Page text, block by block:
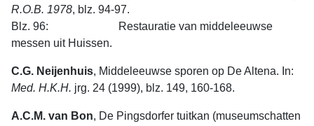
R.O.B. 1978, blz. 94-97.
Blz. 96: Restauratie van middeleeuwse
messen uit Huissen.
C.G. Neijenhuis, Middeleeuwse sporen op De Altena. In:
Med. H.K.H. jrg. 24 (1999), blz. 149, 160-168.
A.C.M. van Bon, De Pingsdorfer tuitkan (museumschatten